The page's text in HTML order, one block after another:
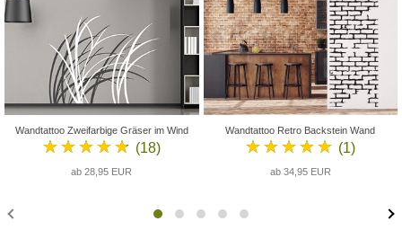
Wandtattoo Zweifarbige Gräser im Wind
★★★★★ (18)
ab 28,95 EUR
Wandtattoo Retro Backstein Wand
★★★★★ (1)
ab 34,95 EUR